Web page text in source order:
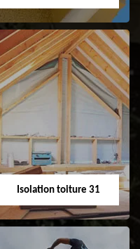
Nettoyage et pose
Isolation toiture 31